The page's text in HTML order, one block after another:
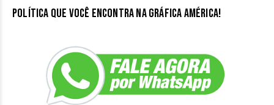
política que você encontra na Gráfica América!